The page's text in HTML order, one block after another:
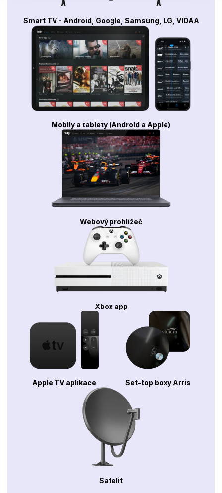
Smart TV - Android, Google, Samsung, LG, VIDAA
Mobily a tablety (Android a Apple)
Webový prohlížeč
Xbox app
Apple TV aplikace Set-top boxy Arris
Satelit